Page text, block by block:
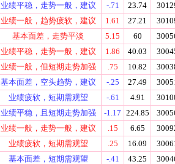
业绩平稳，走势一般，建议 -.71 23.74
业绩一般，趋势疲软，建议 1.61 27.21
基本面差，走势平淡 5.15 60
业绩平稳，走势一般，建议 1.86 40.03
业绩一般，但短期走势加强 .75 10.82
基本面差，空头趋势，建议 -.25 27.49
业绩疲软，短期需观望 -.61 4.91
业绩平稳，且短期走势加强 -1.17 224.85
业绩一般，走势一般，建议 .15 6.65
业绩疲软，短期需观望 .25 16.09
基本面差，短期需观望 -.41 43.25